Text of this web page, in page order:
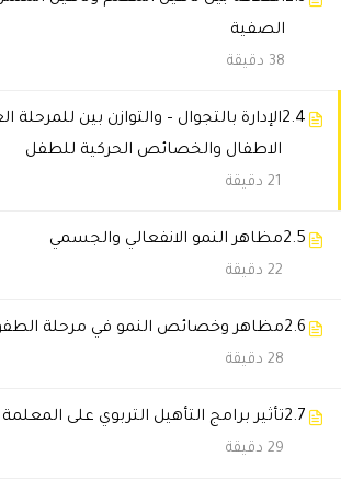
الصفية
38 دقيقة
2.4الإدارة بالتجوال – والتوازن بين للمرحلة
الاطفال والخصائص الحركية للطفل
21 دقيقة
2.5مظاهر النمو الانفعالي والجسمي
22 دقيقة
2.6مظاهر وخصائص النمو في مرحلة
28 دقيقة
2.7تأثير برامج التأهيل التربوي على
29 دقيقة
سالم
الدراسة